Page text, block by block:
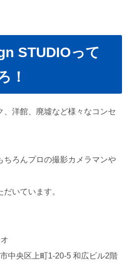
STUDIOって
！
、洋館、廃墟など様々なコンセ
ちろんプロの撮影カメラマンや
いています。
中央区上町1-20-5 和広ビル2階